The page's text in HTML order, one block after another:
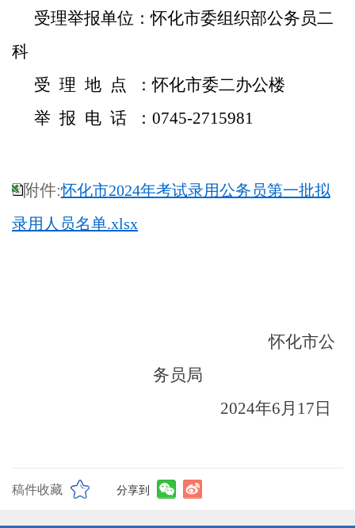
受理举报单位：怀化市委组织部公务员二
科
受 理 地 点 ：怀化市委二办公楼
举 报 电 话 ：0745-2715981
附件:怀化市2024年考试录用公务员第一批拟
录用人员名单.xlsx
怀化市公
务员局
2024年6月17日
稿件收藏 分享到